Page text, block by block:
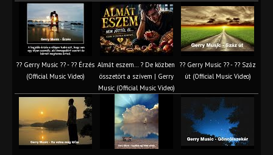
?? Gerry Music ?? - ?? Érzés
(Official Music Video)
Almát eszem… ? De közben
összetört a szívem | Gerry
Music (Official Music Video)
?? Gerry Music ?? - ?? Száz
út (Official Music Video)